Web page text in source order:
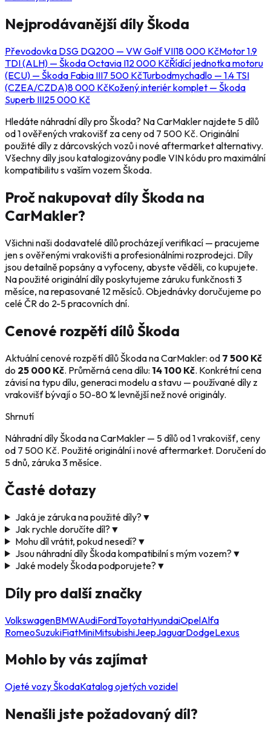
Nejprodávanější dílyŠkoda
Převodovka DSG DQ200 — VW Golf VII18 000 KčMotor 1.9
TDI (ALH) — Škoda Octavia I12 000 KčŘídící jednotka motoru
(ECU) — Škoda Fabia III7 500 KčTurbodmychadlo — 1.4 TSI
(CZEA/CZDA)8 000 KčKožený interiér komplet — Škoda
Superb III25 000 Kč
Hledáte náhradní díly pro Škoda? Na CarMakler najdete 5 dílů
od 1 ověřených vrakovišť za ceny od 7 500 Kč. Originální
použité díly z dárcovských vozů i nové aftermarket alternativy.
Všechny díly jsou katalogizovány podle VIN kódu pro maximální
kompatibilitu s vaším vozem Škoda.
Proč nakupovat díly Škoda na
CarMakler?
Všichni naši dodavatelé dílů procházejí verifikací — pracujeme
jen s ověřenými vrakovišti a profesionálními rozprodejci. Díly
jsou detailně popsány a vyfoceny, abyste věděli, co kupujete.
Na použité originální díly poskytujeme záruku funkčnosti 3
měsíce, na repasované 12 měsíců. Objednávky doručujeme po
celé ČR do 2-5 pracovních dní.
Cenové rozpětí dílů Škoda
Aktuální cenové rozpětí dílů Škoda na CarMakler: od 7 500 Kč
do 25 000 Kč. Průměrná cena dílu: 14 100 Kč. Konkrétní cena
závisí na typu dílu, generaci modelu a stavu — používané díly z
vrakovišť bývají o 50-80 % levnější než nové originály.
Shrnutí
Náhradní díly Škoda na CarMakler — 5 dílů od 1 vrakovišť, ceny
od 7 500 Kč. Použité originální i nové aftermarket. Doručení do
5 dnů, záruka 3 měsíce.
Časté dotazy
Jaká je záruka na použité díly? ▼
Jak rychle doručíte díl? ▼
Mohu díl vrátit, pokud nesedí? ▼
Jsou náhradní díly Škoda kompatibilní s mým vozem? ▼
Jaké modely Škoda podporujete? ▼
Díly pro další značky
VolkswagenBMWAudiFordToyotaHyundaiOpelAlfa
RomeoSuzukiFiatMiniMitsubishiJeepJaguarDodgeLexus
Mohlo by vás zajímat
Ojeté vozy ŠkodaKatalog ojetých vozidel
Nenašli jste požadovaný díl?